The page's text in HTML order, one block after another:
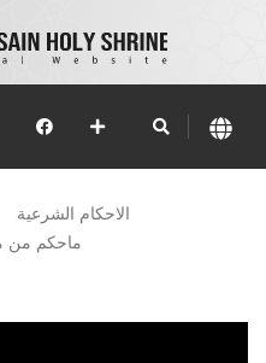
الاحكام الشرعية
ماحكم من